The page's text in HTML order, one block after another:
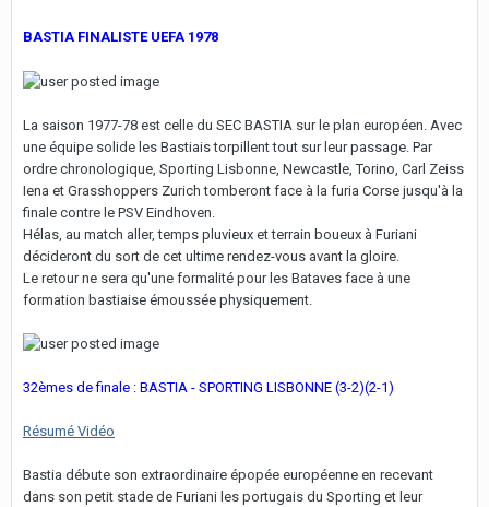
BASTIA FINALISTE UEFA 1978
La saison 1977-78 est celle du SEC BASTIA sur le plan européen. Avec
une équipe solide les Bastiais torpillent tout sur leur passage. Par
ordre chronologique, Sporting Lisbonne, Newcastle, Torino, Carl Zeiss
Iena et Grasshoppers Zurich tomberont face à la furia Corse jusqu'à la
finale contre le PSV Eindhoven.
Hélas, au match aller, temps pluvieux et terrain boueux à Furiani
décideront du sort de cet ultime rendez-vous avant la gloire.
Le retour ne sera qu'une formalité pour les Bataves face à une
formation bastiaise émoussée physiquement.
32èmes de finale : BASTIA - SPORTING LISBONNE (3-2)(2-1)
Résumé Vidéo
Bastia débute son extraordinaire épopée européenne en recevant
dans son petit stade de Furiani les portugais du Sporting et leur